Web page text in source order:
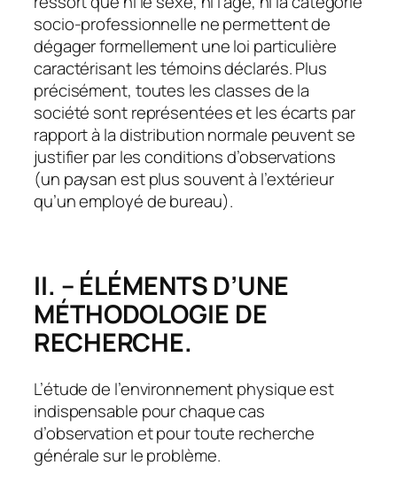
socio-professionnelle ne permettent de
dégager formellement une loi particulière
caractérisant les témoins déclarés. Plus
précisément, toutes les classes de la
société sont représentées et les écarts par
rapport à la distribution normale peuvent se
justifier par les conditions d’observations
(un paysan est plus souvent à l’extérieur
qu’un employé de bureau).
II. – ÉLÉMENTS D’UNE
MÉTHODOLOGIE DE
RECHERCHE.
L’étude de l’environnement physique est
indispensable pour chaque cas
d’observation et pour toute recherche
générale sur le problème.